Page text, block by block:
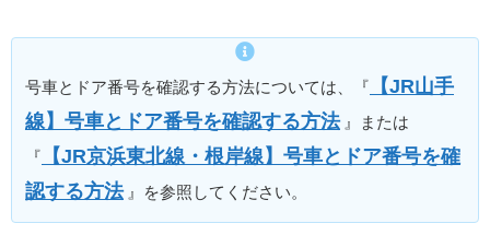
号車とドア番号を確認する方法については、『
【JR山手
線】号車とドア番号を確認する方法 』または
『
【JR京浜東北線・根岸線】号車とドア番号を確
認する方法 』を参照してください。